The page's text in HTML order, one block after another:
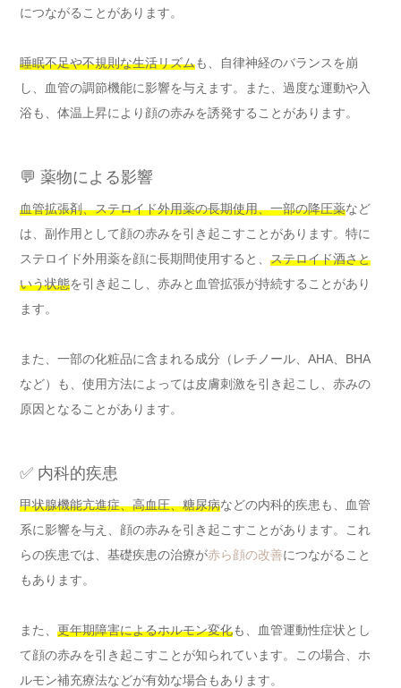
につながることがあります。
睡眠不足や不規則な生活リズムも、自律神経のバランスを崩
し、血管の調節機能に影響を与えます。また、過度な運動や入
浴も、体温上昇により顔の赤みを誘発することがあります。
💬 薬物による影響
血管拡張剤、ステロイド外用薬の長期使用、一部の降圧薬など
は、副作用として顔の赤みを引き起こすことがあります。特に
ステロイド外用薬を顔に長期間使用すると、 ステロイド酒さと
いう状態を引き起こし、赤みと血管拡張が持続することがあり
ます。
また、一部の化粧品に含まれる成分（レチノール、AHA、BHA
など）も、使用方法によっては皮膚刺激を引き起こし、赤みの
原因となることがあります。
✅ 内科的疾患
甲状腺機能亢進症、高血圧、糖尿病などの内科的疾患も、血管
系に影響を与え、顔の赤みを引き起こすことがあります。これ
らの疾患では、基礎疾患の治療が赤ら顔の改善につながること
もあります。
また、 更年期障害によるホルモン変化も、血管運動性症状とし
て顔の赤みを引き起こすことが知られています。この場合、ホ
ルモン補充療法などが有効な場合もあります。